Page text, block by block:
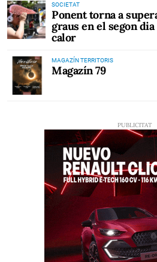
SOCIETAT
Ponent torna a
graus en el segon dia
calor
MAGAZÍN TERRITORIS
Magazín 79